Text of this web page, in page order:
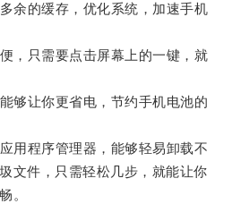
的缓存，优化系统，加速手机
只需要点击屏幕上的一键，就
让你更省电，节约手机电池的
程序管理器，能够轻易卸载不
文件，只需轻松几步，就能让你
。